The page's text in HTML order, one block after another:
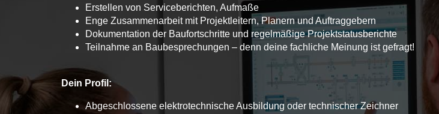
Erstellen von Serviceberichten, Aufmaße
Enge Zusammenarbeit mit Projektleitern, Planern und Auftraggebern
Dokumentation der Baufortschritte und regelmäßige Projektstatusberichte
Teilnahme an Baubesprechungen – denn deine fachliche Meinung ist gefragt!
Dein Profil:
Abgeschlossene elektrotechnische Ausbildung oder technischer Zeichner